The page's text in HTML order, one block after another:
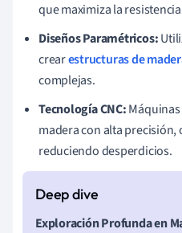
que maximiza la
Diseños Paramétricos:
crearestructuras de
complejas.
Tecnología CNC:
madera con alta
reduciendo desperdicios.
Exploración Profunda en